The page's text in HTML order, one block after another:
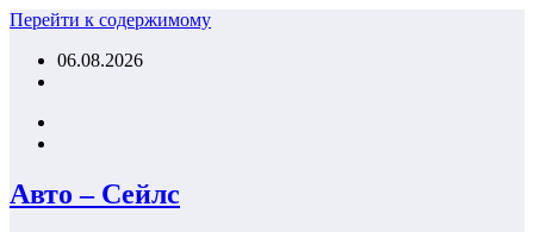
Перейти к содержимому
06.08.2026
Авто – Сейлс